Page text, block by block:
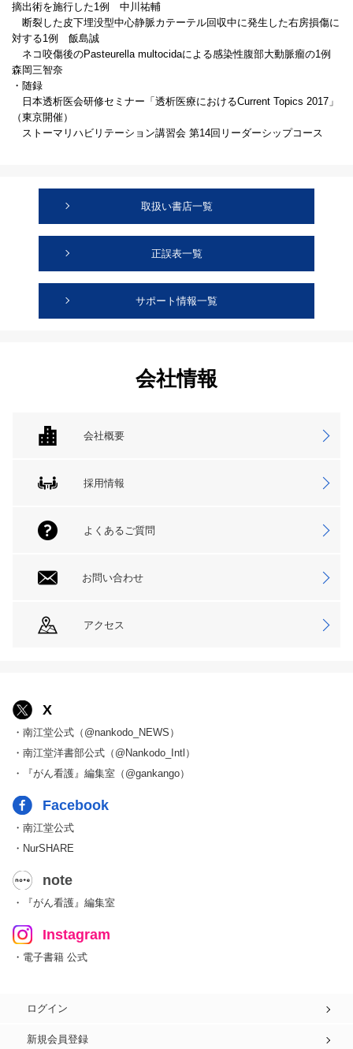
摘出術を施行した1例 中川祐輔
断裂した皮下埋没型中心静脈カテーテル回収中に発生した右房損傷に
対する1例 飯島誠
ネコ咬傷後のPasteurella multocidaによる感染性腹部大動脈瘤の1例
森岡三智奈
・随録
日本透析医会研修セミナー「透析医療におけるCurrent Topics 2017」
（東京開催）
ストーマリハビリテーション講習会 第14回リーダーシップコース
取扱い書店一覧
正誤表一覧
サポート情報一覧
会社情報
会社概要
採用情報
よくあるご質問
お問い合わせ
アクセス
X
・南江堂公式（@nankodo_NEWS）
・南江堂洋書部公式（@Nankodo_Intl）
・『がん看護』編集室（@gankango）
Facebook
・南江堂公式
・NurSHARE
note
・『がん看護』編集室
Instagram
・電子書籍 公式
ログイン
新規会員登録